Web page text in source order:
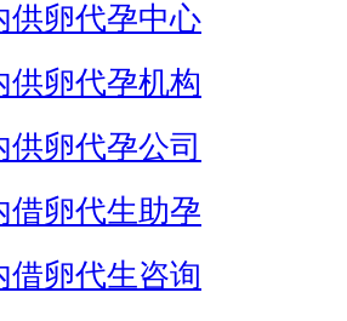
供卵代孕中心
供卵代孕机构
供卵代孕公司
借卵代生助孕
借卵代生咨询